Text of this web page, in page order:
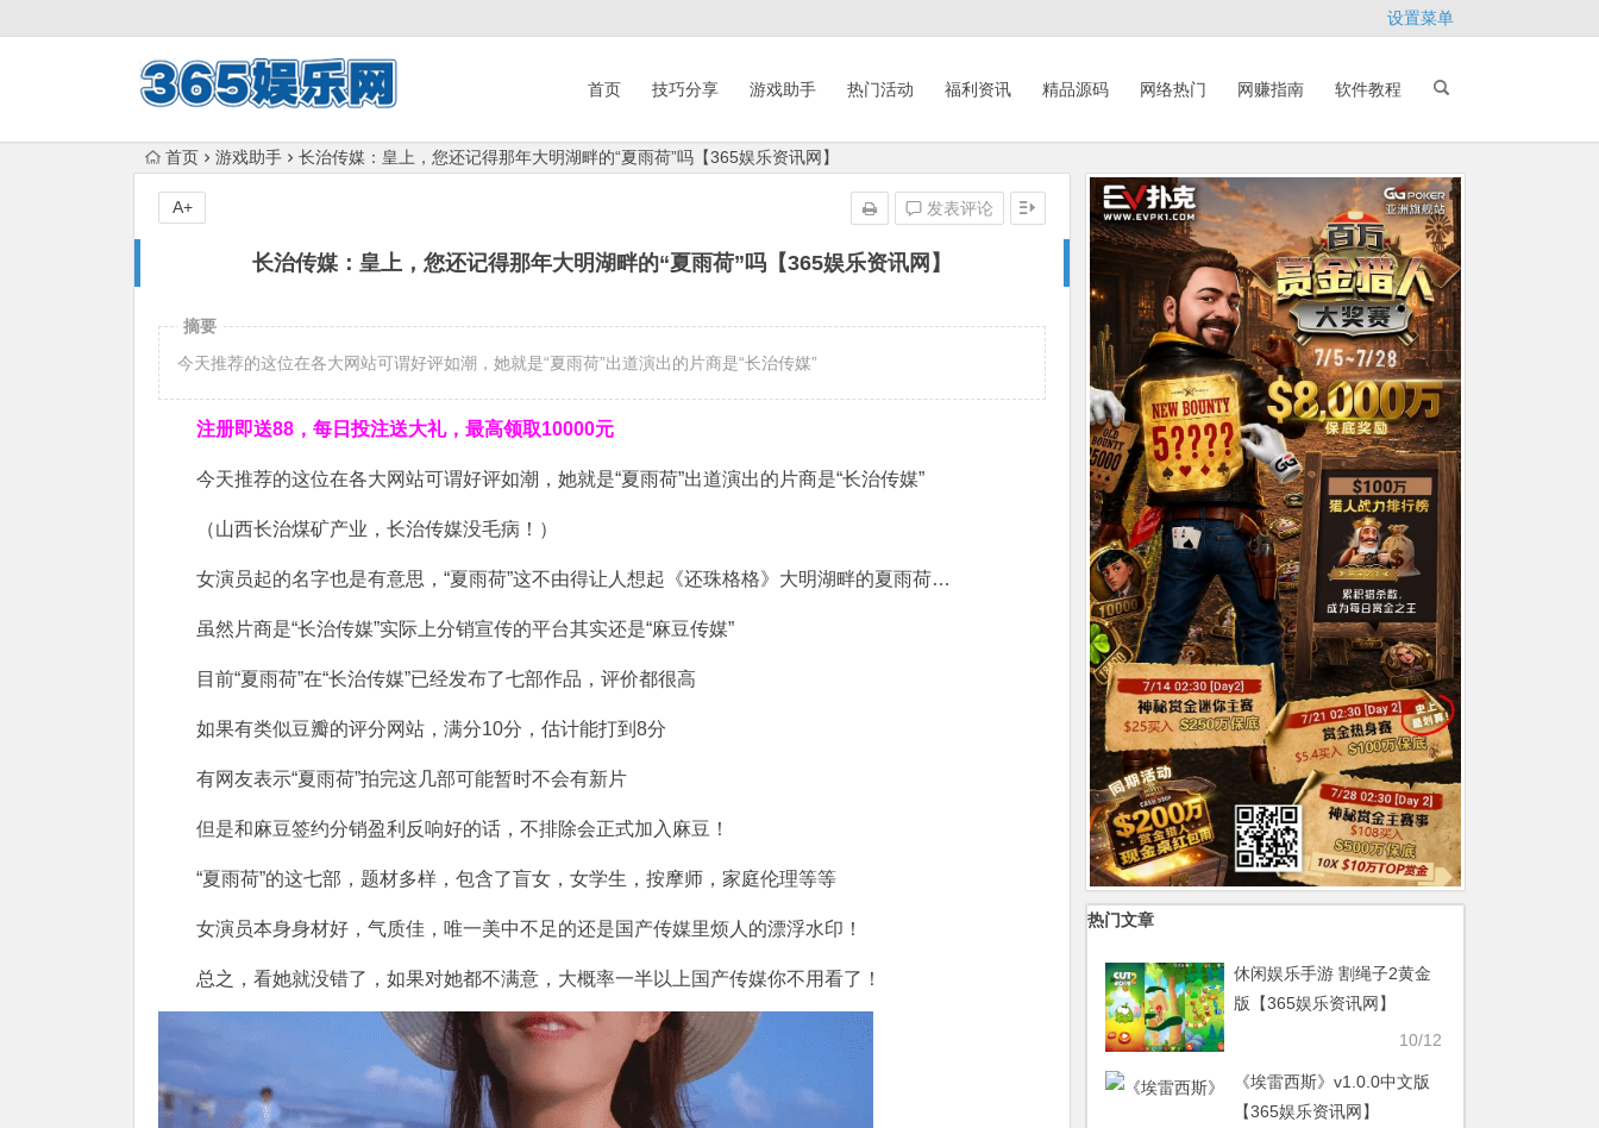
设置菜单
首页 技巧分享 游戏助手 热门活动 福利资讯 精品源码 网络热门 网赚指南 软件教程
首页 游戏助手 长治传媒：皇上，您还记得那年大明湖畔的“夏雨荷”吗【365娱乐资讯网】
长治传媒：皇上，您还记得那年大明湖畔的“夏雨荷”吗【365娱乐资讯网】
发表评论
A+
摘要
今天推荐的这位在各大网站可谓好评如潮，她就是“夏雨荷”出道演出的片商是“长治传媒”
注册即送88， 每日投注送大礼，最高领取10000元
今天推荐的这位在各大网站可谓好评如潮，她就是“夏雨荷”出道演出的片商是“长治传媒”
（山西长治煤矿产业，长治传媒没毛病！）
女演员起的名字也是有意思，“夏雨荷”这不由得让人想起《还珠格格》大明湖畔的夏雨荷…
虽然片商是“长治传媒”实际上分销宣传的平台其实还是“麻豆传媒”
目前“夏雨荷”在“长治传媒”已经发布了七部作品，评价都很高
如果有类似豆瓣的评分网站，满分10分，估计能打到8分
有网友表示“夏雨荷”拍完这几部可能暂时不会有新片
但是和麻豆签约分销盈利反响好的话，不排除会正式加入麻豆！
“夏雨荷”的这七部，题材多样，包含了盲女，女学生，按摩师，家庭伦理等等
女演员本身身材好，气质佳，唯一美中不足的还是国产传媒里烦人的漂浮水印！
总之，看她就没错了，如果对她都不满意，大概率一半以上国产传媒你不用看了！
热门文章
休闲娱乐手游 割绳子2黄金
版【365娱乐资讯网】
10/12
《埃雷西斯》v1.0.0中文版
【365娱乐资讯网】